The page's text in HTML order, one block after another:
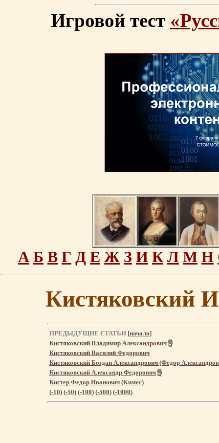
Игровой тест
А Б В Г Д Е Ж З И К Л М Н
Кистяковский
ПРЕДЫДУЩИЕ СТАТЬИ [начало]
Кистяковский Владимир Александрович
Кистяковский Василий Федорович
Кистяковский Богдан Александрович (Федор
Кистяковский Александр Федорович
Кистер Федор Иванович (Kuster)
(-10) (-50) (-100) (-500) (-1000)